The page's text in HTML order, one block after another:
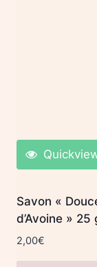
Savon «
d’Avoine » 25
2,00€